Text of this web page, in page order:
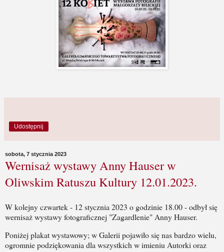
Udostępnij
sobota, 7 stycznia 2023
Wernisaż wystawy Anny Hauser w
Oliwskim Ratuszu Kultury 12.01.2023.
W kolejny czwartek - 12 stycznia 2023 o godzinie 18.00 - odbył się
wernisaż wystawy fotograficznej "Zagardlenie" Anny Hauser.
Poniżej plakat wystawowy; w Galerii pojawiło się nas bardzo wielu,
ogromnie podziękowania dla wszystkich w imieniu Autorki oraz